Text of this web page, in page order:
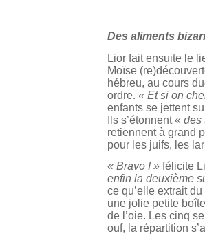
Des aliments
Lior fait ensuite le
Moïse
hébreu, au cours
ordre. « Et si on
enfants se jettent
Ils s’étonnent « des
retiennent à grand
pour les juifs, les
« Bravo ! » félicite
enfin la deuxième
ce qu’elle extrait
une jolie petite
de l’oie. Les cinq
ouf, la répartition